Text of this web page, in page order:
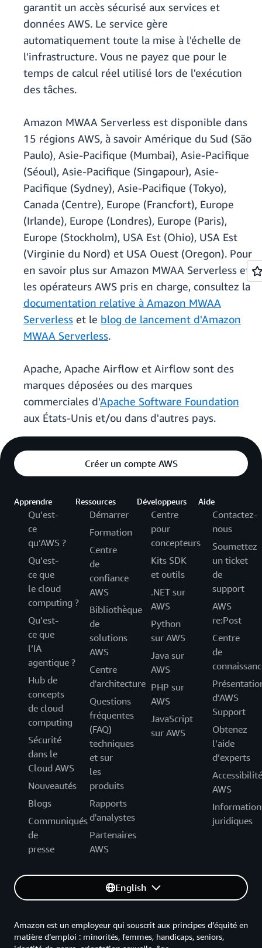
garantit un accès sécurisé aux services et
données AWS. Le service gère
automatiquement toute la mise à l'échelle de
l'infrastructure. Vous ne payez que pour le
temps de calcul réel utilisé lors de l'exécution
des tâches.
Amazon MWAA Serverless est disponible dans
15 régions AWS, à savoir Amérique du Sud (São
Paulo), Asie-Pacifique (Mumbai), Asie-Pacifique
(Séoul), Asie-Pacifique (Singapour), Asie-
Pacifique (Sydney), Asie-Pacifique (Tokyo),
Canada (Centre), Europe (Francfort), Europe
(Irlande), Europe (Londres), Europe (Paris),
Europe (Stockholm), USA Est (Ohio), USA Est
(Virginie du Nord) et USA Ouest (Oregon). Pour
en savoir plus sur Amazon MWAA Serverless et
les opérateurs AWS pris en charge, consultez la
documentation relative à Amazon MWAA
Serverless et le blog de lancement d'Amazon
MWAA Serverless.
Apache, Apache Airflow et Airflow sont des
marques déposées ou des marques
commerciales d'Apache Software Foundation
aux États-Unis et/ou dans d'autres pays.
Créer un compte AWS
Apprendre
Qu’est-
ce
qu’AWS ?
Qu’est-
ce que
le cloud
computing ?
Qu’est-
ce que
l’IA
agentique ?
Hub de
concepts
de cloud
computing
Sécurité
dans le
Cloud AWS
Nouveautés
Blogs
Communiqués
de
presse
Ressources
Démarrer
Formation
Centre
de
confiance
AWS
Bibliothèque
de
solutions
AWS
Centre
d'architecture
Questions
fréquentes
(FAQ)
techniques
et sur
les
produits
Rapports
d'analystes
Partenaires
AWS
Développeurs
Centre
pour
concepteurs
Kits SDK
et outils
.NET sur
AWS
Python
sur AWS
Java sur
AWS
PHP sur
AWS
JavaScript
sur AWS
Aide
Contactez-
nous
Soumettez
un ticket
de
support
AWS
re:Post
Centre
de
d’AWS
Support
Obtenez
l’aide
d’experts
Accessibilité
AWS
juridiques
English
Amazon est un employeur qui souscrit aux principes d’équité en
matière d’emploi : minorités, femmes, handicaps, seniors,